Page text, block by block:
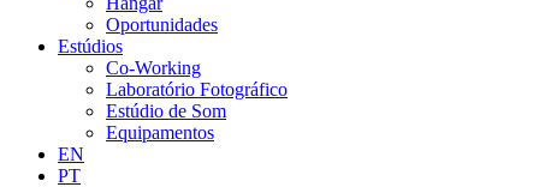
Oportunidades
Estúdios
Co-Working
Laboratório Fotográfico
Estúdio de Som
Equipamentos
EN
PT